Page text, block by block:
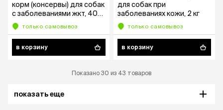
корм (консервы) для собак
с заболеваниями жкт, 400
гр.
только самовывоз
в корзину
для собак при
заболеваниях кожи, 2 кг
только самовывоз
в корзину
Показано 30 из 43 товаров
показать еще